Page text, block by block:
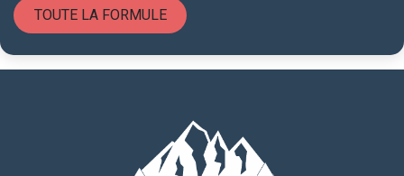
TOUTE LA FORMULE